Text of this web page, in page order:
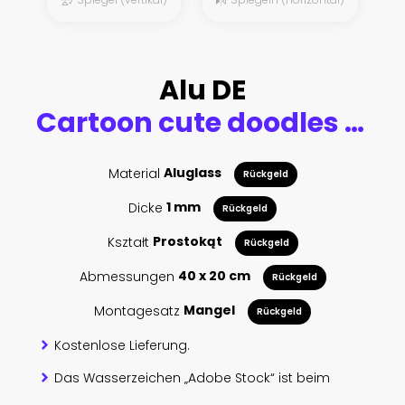
Alu DE
Cartoon cute doodles Pizza word
Material Aluglass Rückgeld
Dicke 1 mm Rückgeld
Kształt Prostokąt Rückgeld
Abmessungen 40 x 20 cm Rückgeld
Montagesatz Mangel Rückgeld
Kostenlose Lieferung.
Das Wasserzeichen „Adobe Stock“ ist beim